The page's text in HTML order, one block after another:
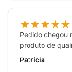
★★★★★
Pedido chegou
produto de
Patrícia